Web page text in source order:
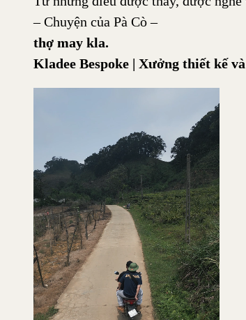
– Chuyện của Pà Cò –
thợ may kla.
Kladee Bespoke | Xưởng thiết kế